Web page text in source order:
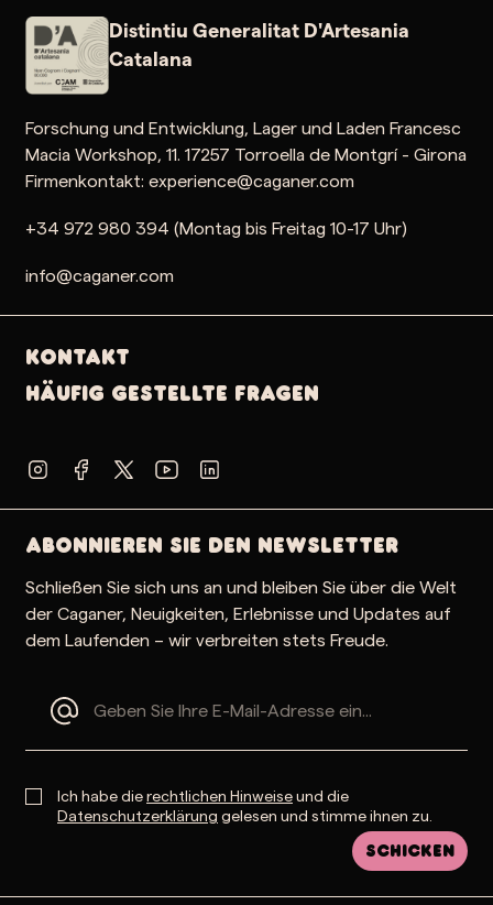
Distintiu Generalitat D'Artesania
Catalana
Forschung und Entwicklung, Lager und Laden Francesc
Macia Workshop, 11. 17257 Torroella de Montgrí - Girona
Firmenkontakt: experience@caganer.com
+34 972 980 394 (Montag bis Freitag 10-17 Uhr)
info@caganer.com
Kontakt
Häufig gestellte Fragen
Abonnieren Sie den Newsletter
Schließen Sie sich uns an und bleiben Sie über die Welt
der Caganer, Neuigkeiten, Erlebnisse und Updates auf
dem Laufenden – wir verbreiten stets Freude.
Ich habe dierechtlichen Hinweiseund die
Datenschutzerklärung gelesen und stimme ihnen zu.
Schicken